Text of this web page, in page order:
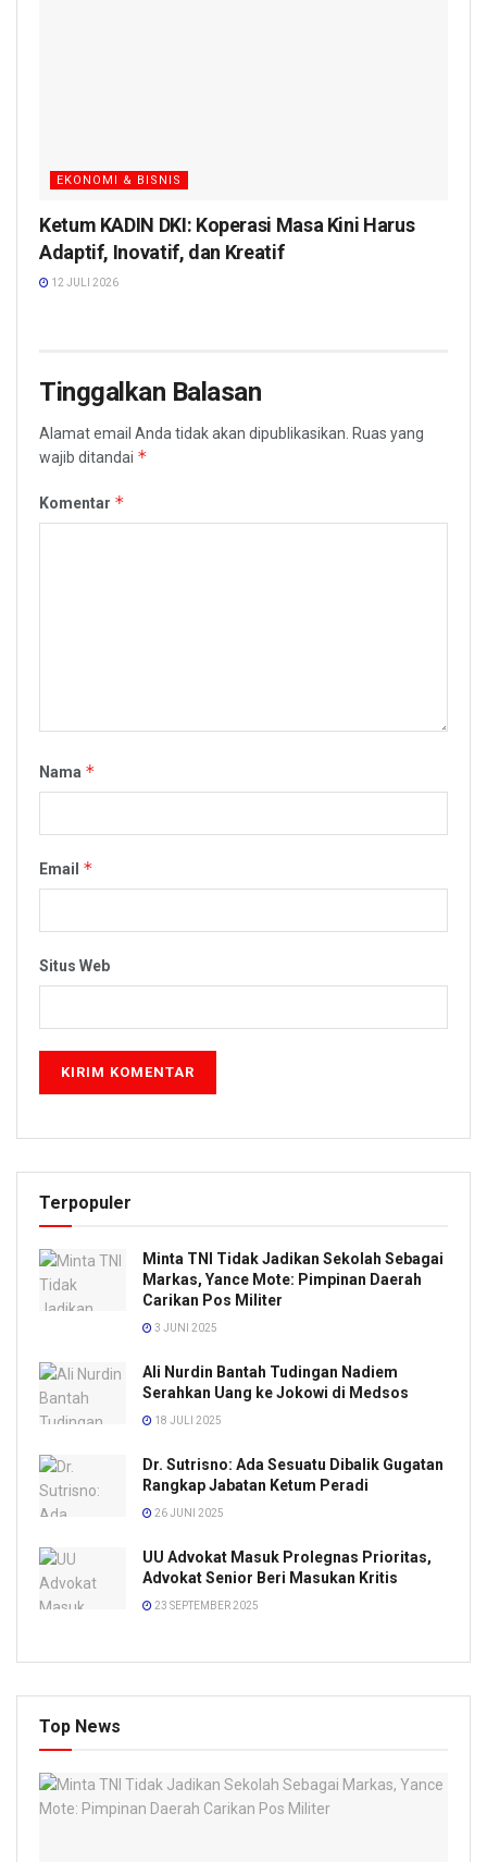
EKONOMI & BISNIS
Ketum KADIN DKI: Koperasi Masa Kini Harus
Adaptif, Inovatif, dan Kreatif
12 JULI 2026
Tinggalkan Balasan
Alamat email Anda tidak akan dipublikasikan. Ruas yang
wajib ditandai *
Komentar *
Nama *
Email *
Situs Web
Terpopuler
Minta TNI Tidak Jadikan Sekolah Sebagai
Markas, Yance Mote: Pimpinan Daerah
Carikan Pos Militer
3 JUNI 2025
Ali Nurdin Bantah Tudingan Nadiem
Serahkan Uang ke Jokowi di Medsos
18 JULI 2025
Dr. Sutrisno: Ada Sesuatu Dibalik Gugatan
Rangkap Jabatan Ketum Peradi
26 JUNI 2025
UU Advokat Masuk Prolegnas Prioritas,
Advokat Senior Beri Masukan Kritis
23 SEPTEMBER 2025
Top News